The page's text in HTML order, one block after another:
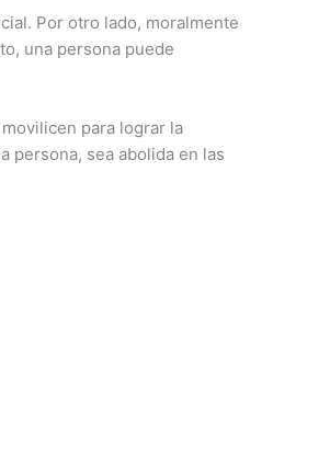
Por otro lado, moralmente
una persona puede
para lograr la
persona, sea abolida en las